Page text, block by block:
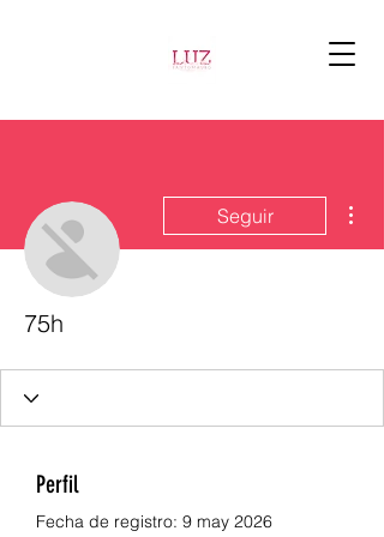
Seguir
75h
Perfil
Fecha de registro: 9 may 2026